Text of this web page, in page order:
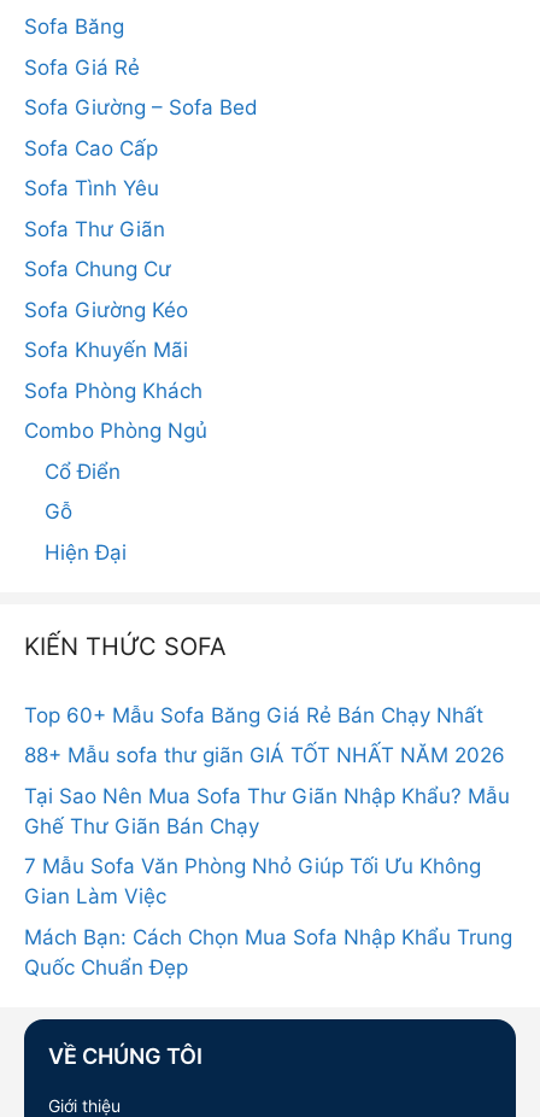
Sofa Băng
Sofa Giá Rẻ
Sofa Giường – Sofa Bed
Sofa Cao Cấp
Sofa Tình Yêu
Sofa Thư Giãn
Sofa Chung Cư
Sofa Giường Kéo
Sofa Khuyến Mãi
Sofa Phòng Khách
Combo Phòng Ngủ
Cổ Điển
Gỗ
Hiện Đại
KIẾN THỨC SOFA
Top 60+ Mẫu Sofa Băng Giá Rẻ Bán Chạy Nhất
88+ Mẫu sofa thư giãn GIÁ TỐT NHẤT NĂM 2026
Tại Sao Nên Mua Sofa Thư Giãn Nhập Khẩu? Mẫu
Ghế Thư Giãn Bán Chạy
7 Mẫu Sofa Văn Phòng Nhỏ Giúp Tối Ưu Không
Gian Làm Việc
Mách Bạn: Cách Chọn Mua Sofa Nhập Khẩu Trung
Quốc Chuẩn Đẹp
VỀ CHÚNG TÔI
Giới thiệu